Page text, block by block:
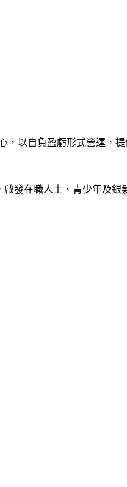
，以自負盈虧形式營運，
發在職人士、青少年及銀